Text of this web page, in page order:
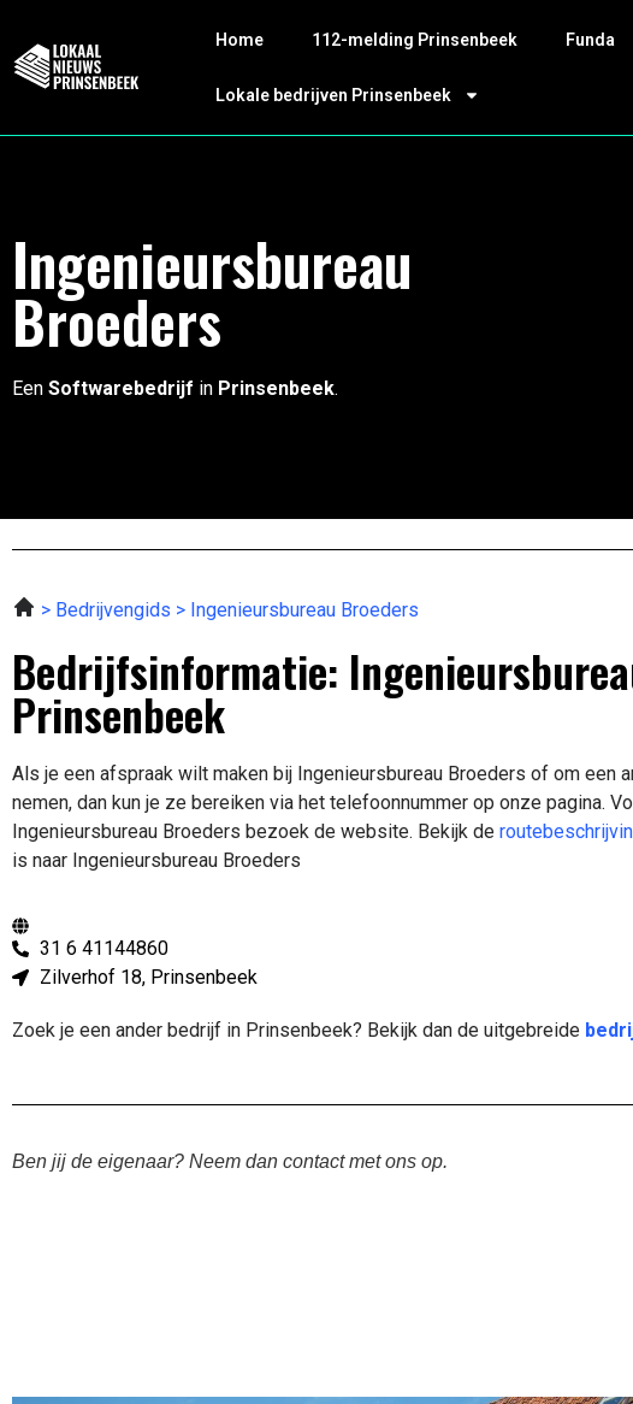
Home 112-melding Prinsenbeek Funda
Lokale bedrijven Prinsenbeek
Ingenieursbureau
Broeders
Een Softwarebedrijf in Prinsenbeek.
Bedrijvengids Ingenieursbureau Broeders
Bedrijfsinformatie:
Prinsenbeek
Als je een afspraak wilt maken bij Ingenieursbureau Broeders of om een
nemen, dan kun je ze bereiken via het telefoonnummer op onze pagina.
Ingenieursbureau Broeders bezoek de website. Bekijk de
is naar Ingenieursbureau Broeders
31 6 41144860
Zilverhof 18, Prinsenbeek
Zoek je een ander bedrijf in Prinsenbeek? Bekijk dan de uitgebreide
Ben jij de eigenaar? Neem dan contact met ons op.